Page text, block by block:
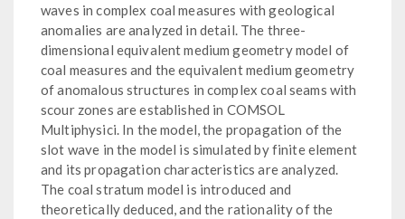
waves in complex coal measures with geological
anomalies are analyzed in detail. The three-
dimensional equivalent medium geometry model of
coal measures and the equivalent medium geometry
of anomalous structures in complex coal seams with
scour zones are established in COMSOL
Multiphysici. In the model, the propagation of the
slot wave in the model is simulated by finite element
and its propagation characteristics are analyzed.
The coal stratum model is introduced and
theoretically deduced, and the rationality of the